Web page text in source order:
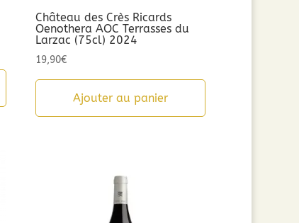
Château des Crès Ricards
Oenothera AOC Terrasses du
Larzac (75cl) 2024
19,90€
Ajouter au panier